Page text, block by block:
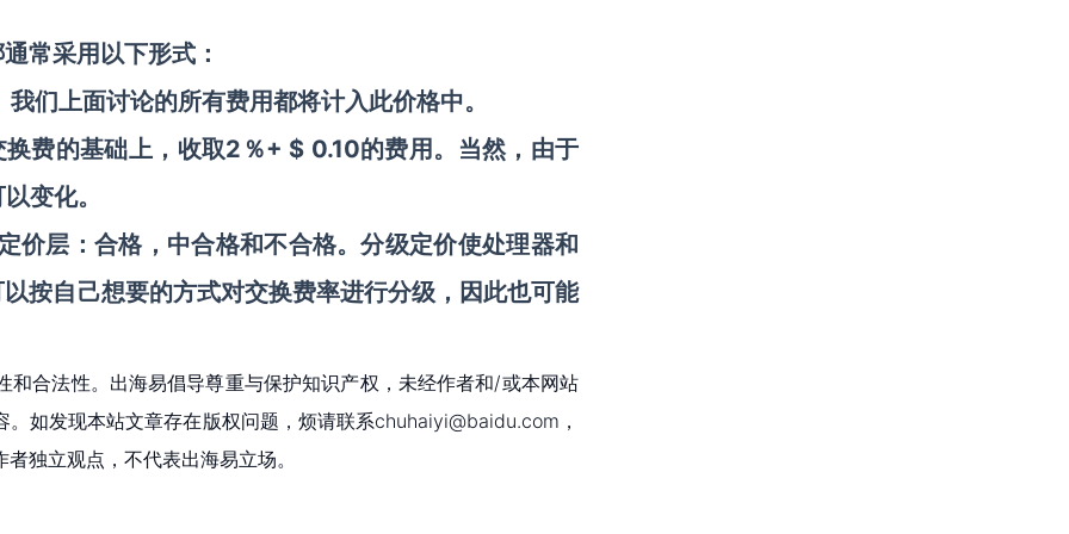
常采用以下形式：
们上面讨论的所有费用都将计入此价格中。
费的基础上，收取2％+ $ 0.10的费用。当然，由于
变化。
层：合格，中合格和不合格。分级定价使处理器和
按自己想要的方式对交换费率进行分级，因此也可能
合法性。出海易倡导尊重与保护知识产权，未经作者和/或本网站
如发现本站文章存在版权问题，烦请联系chuhaiyi@baidu.com，
独立观点，不代表出海易立场。